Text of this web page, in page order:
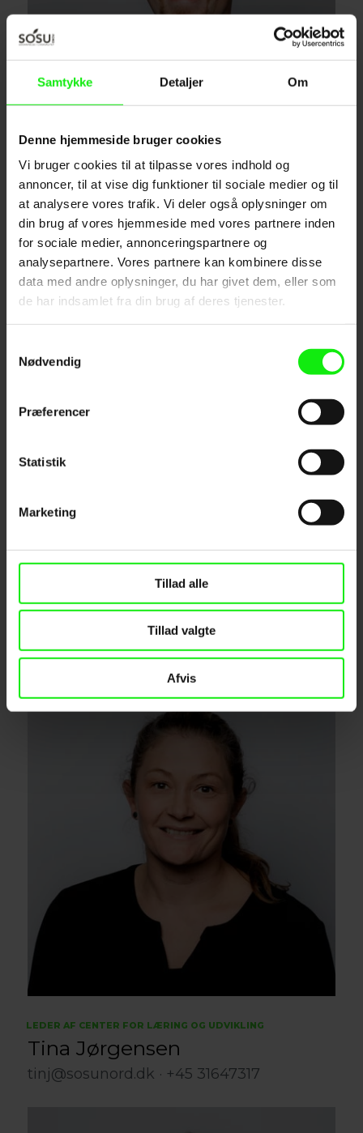
Samtykke Detaljer Om
Denne hjemmeside bruger cookies
Vi bruger cookies til at tilpasse vores indhold og
annoncer, til at vise dig funktioner til sociale medier og til
at analysere vores trafik. Vi deler også oplysninger om
din brug af vores hjemmeside med vores partnere inden
for sociale medier, annonceringspartnere og
analysepartnere. Vores partnere kan kombinere disse
data med andre oplysninger, du har givet dem, eller som
de har indsamlet fra din brug af deres tjenester.
Nødvendig
Præferencer
Statistik
Marketing
Tillad alle
Tillad valgte
Afvis
LÆRINGSVEJLEDER
Magne Dreyer
madr@sosunord.dk +45 31647353
SIMULATIONSKONSULENT/UNDERVISER
Helle Birkkjær
hebr@sosunord.dk +45 31647343
LEDER AF CENTER FOR LÆRING OG UDVIKLING
Tina Jørgensen
tinj@sosunord.dk +45 31647317